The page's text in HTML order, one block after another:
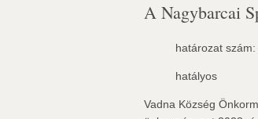
A Nagybarcai
határozat szám:
hatályos
Vadna Község